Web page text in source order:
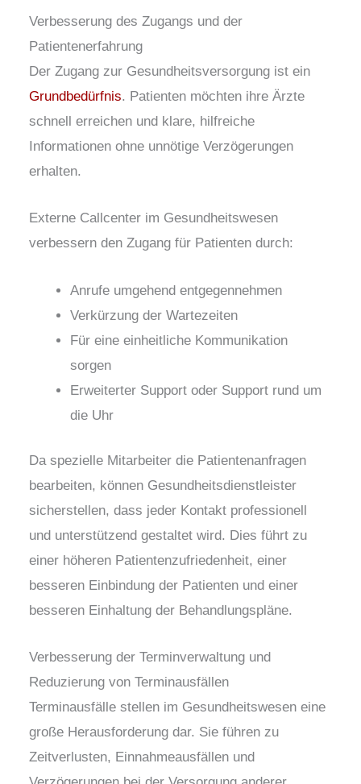
Verbesserung des Zugangs und der
Patientenerfahrung
Der Zugang zur Gesundheitsversorgung ist ein
Grundbedürfnis. Patienten möchten ihre Ärzte
schnell erreichen und klare, hilfreiche
Informationen ohne unnötige Verzögerungen
erhalten.
Externe Callcenter im Gesundheitswesen
verbessern den Zugang für Patienten durch:
Anrufe umgehend entgegennehmen
Verkürzung der Wartezeiten
Für eine einheitliche Kommunikation
sorgen
Erweiterter Support oder Support rund um
die Uhr
Da spezielle Mitarbeiter die Patientenanfragen
bearbeiten, können Gesundheitsdienstleister
sicherstellen, dass jeder Kontakt professionell
und unterstützend gestaltet wird. Dies führt zu
einer höheren Patientenzufriedenheit, einer
besseren Einbindung der Patienten und einer
besseren Einhaltung der Behandlungspläne.
Verbesserung der Terminverwaltung und
Reduzierung von Terminausfällen
Terminausfälle stellen im Gesundheitswesen eine
große Herausforderung dar. Sie führen zu
Zeitverlusten, Einnahmeausfällen und